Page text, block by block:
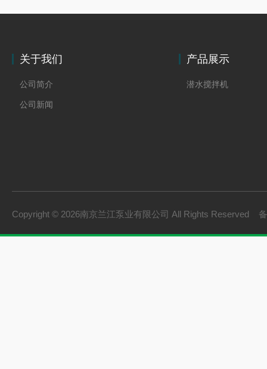
关于我们
公司简介
公司新闻
产品展示
潜水搅拌机
Copyright © 2026南京兰江泵业有限公司 All Rights Reserved